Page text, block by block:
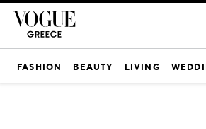
FASHION BEAUTY LIVING